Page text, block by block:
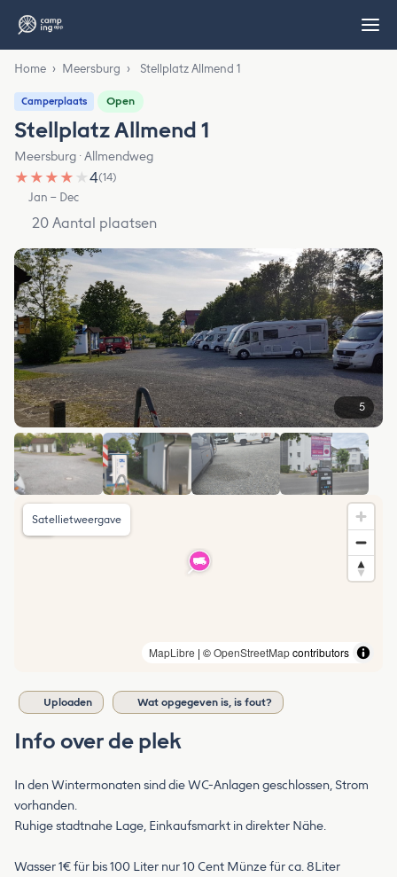
Home › Meersburg › Stellplatz Allmend 1
Camperplaats Open
Stellplatz Allmend 1
Meersburg · Allmendweg
★ ★ ★ ★ ★4(14)
Jan – Dec
20 Aantal plaatsen
5
MapLibre | ©OpenStreetMapcontributors
Satellietweergave
Uploaden Wat opgegeven is, is fout?
Info over de plek
In den Wintermonaten sind die WC-Anlagen geschlossen, Strom
vorhanden.
Ruhige stadtnahe Lage, Einkaufsmarkt in direkter Nähe.
Wasser 1€ für bis 100 Liter nur 10 Cent Münze für ca. 8Liter